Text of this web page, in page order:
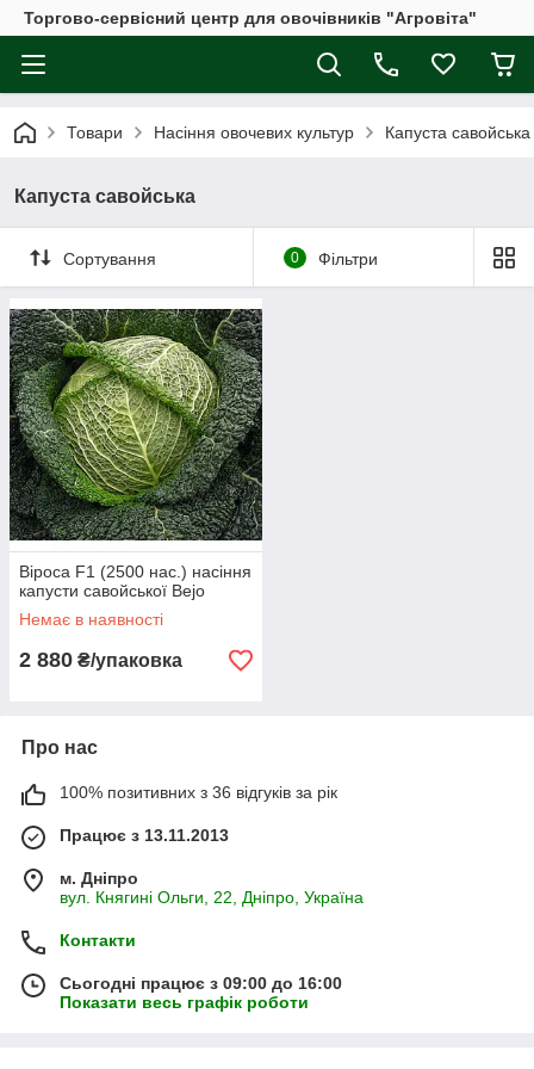
Торгово-сервісний центр для овочівників "Агровіта"
Товари Насіння овочевих культур Капуста савойська
Капуста савойська
Сортування 0 Фільтри
Віроса F1 (2500 нас.) насіння
капусти савойської Bejo
Немає в наявності
2 880 ₴/упаковка
Про нас
100% позитивних з 36 відгуків за рік
Працює з 13.11.2013
м. Дніпро
вул. Княгині Ольги, 22, Дніпро, Україна
Контакти
Сьогодні працює з 09:00 до 16:00
Показати весь графік роботи